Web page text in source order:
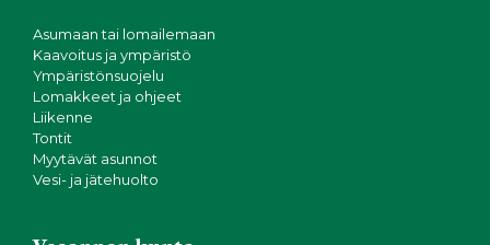
Asumaan tai lomailemaan
Kaavoitus ja ympäristö
Ympäristönsuojelu
Lomakkeet ja ohjeet
Liikenne
Tontit
Myytävät asunnot
Vesi- ja jätehuolto